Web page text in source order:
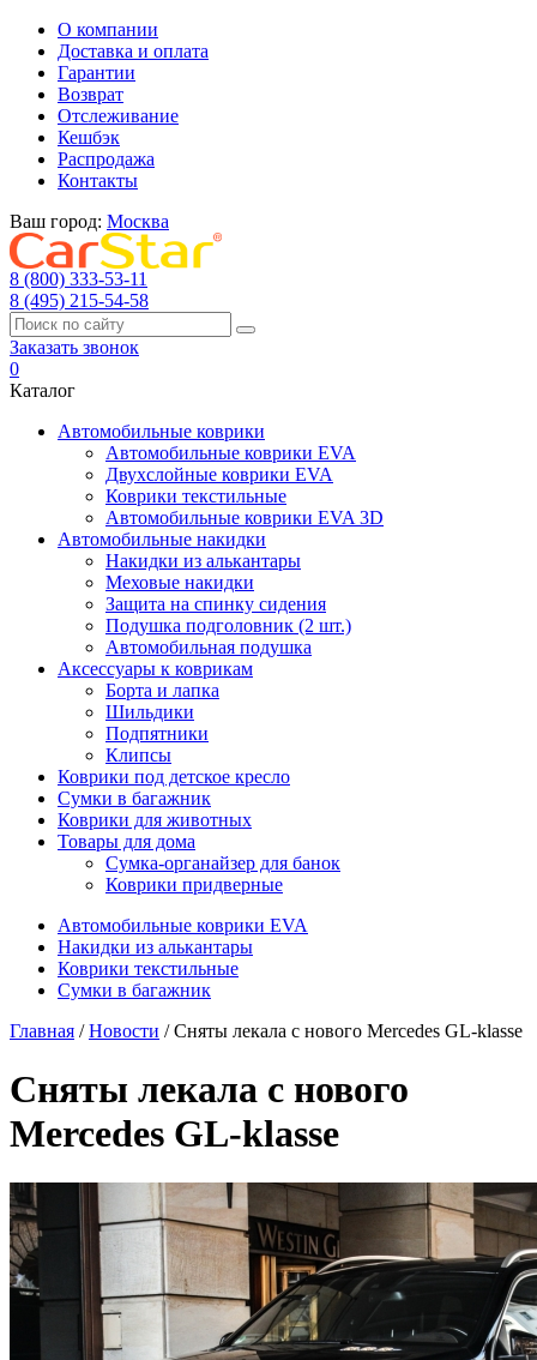
О компании
Доставка и оплата
Гарантии
Возврат
Отслеживание
Кешбэк
Распродажа
Контакты
Ваш город: Москва
8 (800) 333-53-11
8 (495) 215-54-58
Заказать звонок
0
Каталог
Автомобильные коврики
Автомобильные коврики EVA
Двухслойные коврики EVA
Коврики текстильные
Автомобильные коврики EVA 3D
Автомобильные накидки
Накидки из алькантары
Меховые накидки
Защита на спинку сидения
Подушка подголовник (2 шт.)
Автомобильная подушка
Аксессуары к коврикам
Борта и лапка
Шильдики
Подпятники
Клипсы
Коврики под детское кресло
Сумки в багажник
Коврики для животных
Товары для дома
Сумка-органайзер для банок
Коврики придверные
Автомобильные коврики EVA
Накидки из алькантары
Коврики текстильные
Сумки в багажник
Главная /Новости / Сняты лекала с нового Mercedes GL-klasse
Сняты лекала с нового
Mercedes GL-klasse